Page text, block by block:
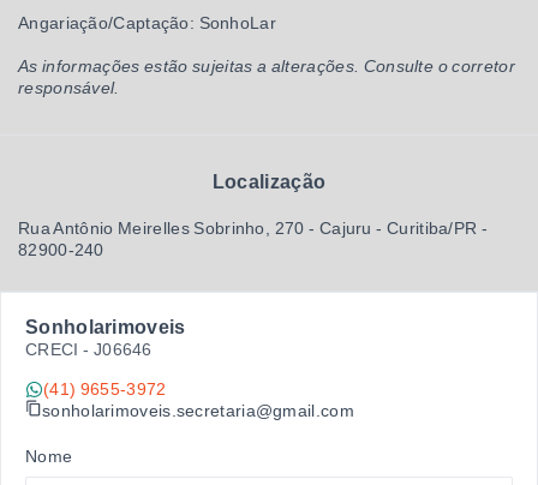
Angariação/Captação: SonhoLar
As informações estão sujeitas a alterações. Consulte o corretor
responsável.
Localização
Rua Antônio Meirelles Sobrinho, 270 - Cajuru - Curitiba/PR -
82900-240
Sonholarimoveis
CRECI - J06646
(41) 9655-3972
sonholarimoveis.secretaria@gmail.com
Nome